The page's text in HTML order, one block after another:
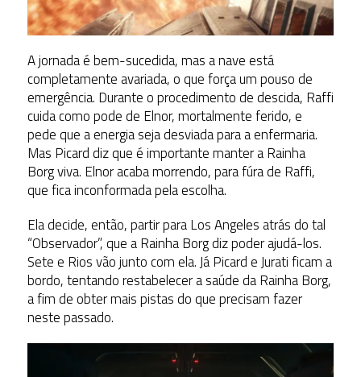
A jornada é bem-sucedida, mas a nave está
completamente avariada, o que força um pouso de
emergência. Durante o procedimento de descida, Raffi
cuida como pode de Elnor, mortalmente ferido, e
pede que a energia seja desviada para a enfermaria.
Mas Picard diz que é importante manter a Rainha
Borg viva. Elnor acaba morrendo, para fúra de Raffi,
que fica inconformada pela escolha.
Ela decide, então, partir para Los Angeles atrás do tal
“Observador”, que a Rainha Borg diz poder ajudá-los.
Sete e Rios vão junto com ela. Já Picard e Jurati ficam a
bordo, tentando restabelecer a saúde da Rainha Borg,
a fim de obter mais pistas do que precisam fazer
neste passado.